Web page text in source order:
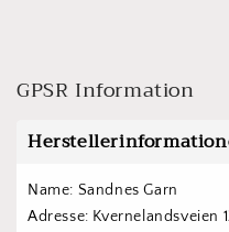
GPSR Information
Name: Sandnes Garn
Adresse: Kvernelandsveien